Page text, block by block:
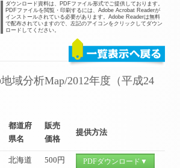
ダウンロード資料は、PDFファイル形式でご提供しております。
PDFファイルを閲覧・印刷するには、Adobe Acrobat Readerが
インストールされている必要があります。Adobe Readerは無料
で配布されていますので、左記のアイコンをクリックしてダウン
ロードしてください。
域分析Map/2012年度（平成24
都道府
県名
販売
価格
提供方法
北海道 500円 PDFダウンロード▼